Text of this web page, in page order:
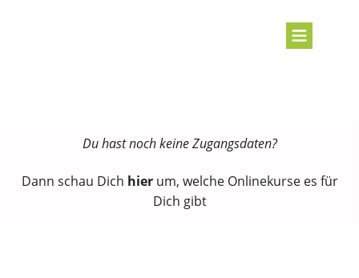
Du hast noch keine Zugangsdaten?
Dann schau Dich hierum, welche Onlinekurse es für
Dich gibt